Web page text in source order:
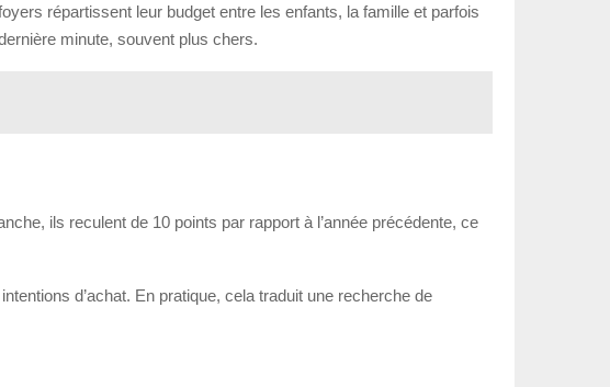
répartissent leur budget entre les enfants, la famille et parfois
minute, souvent plus chers.
ils reculent de 10 points par rapport à l’année précédente, ce
d’achat. En pratique, cela traduit une recherche de